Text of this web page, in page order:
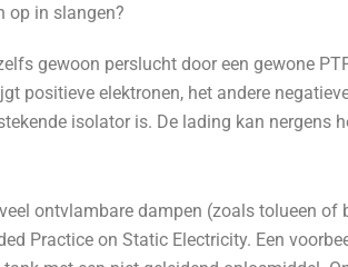
op in slangen?
gewoon perslucht door een gewone
positieve elektronen, het andere
isolator is. De lading kan nergens
ontvlambare dampen (zoals tolueen
Practice on Static Electricity. Een